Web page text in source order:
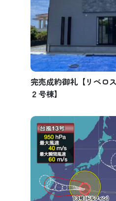
完売成約御礼【リベロ
２号棟】